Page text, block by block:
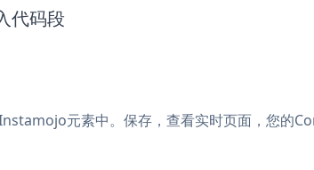
代码段
元素中。保存，查看实时页面，您的